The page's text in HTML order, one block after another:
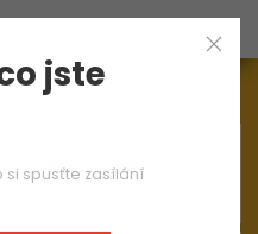
práce
jste
si spusťte zasílání